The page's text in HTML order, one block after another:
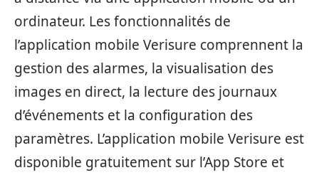
ordinateur. Les fonctionnalités de
l’application mobile Verisure comprennent la
gestion des alarmes, la visualisation des
images en direct, la lecture des journaux
d’événements et la configuration des
paramètres. L’application mobile Verisure est
disponible gratuitement sur l’App Store et